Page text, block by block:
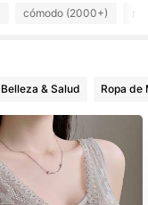
cómodo (2000+)
Belleza & Salud Ropa de